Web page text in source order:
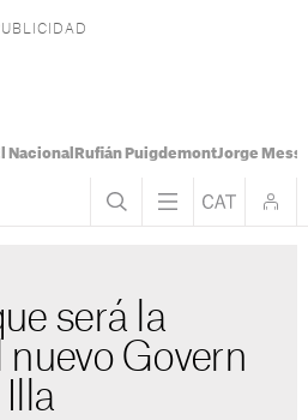
Nacional Rufián PuigdemontJorge Messi
será la
nuevo Govern